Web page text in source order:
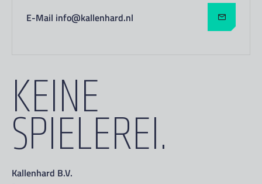
E-Mail info@kallenhard.nl
KEINE
SPIELEREI.
Kallenhard B.V.